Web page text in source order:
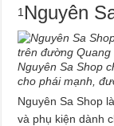
1 Nguyên
Nguyên Sa Shop
cho phái mạnh,
Nguyên Sa Shop
và phụ kiện dành